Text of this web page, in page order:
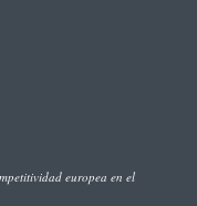
europea en el